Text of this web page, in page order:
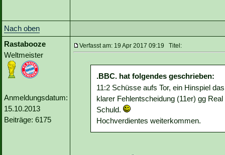
Nach oben
Rastabooze
Weltmeister
Anmeldungsdatum:
15.10.2013
Beiträge: 6175
Verfasst am: 19 Apr 2017 09:19 Titel:
.BBC. hat folgendes geschrieben:
11:2 Schüsse aufs Tor, ein Hinspiel
klarer Fehlentscheidung (11er) gg
Schuld.
Hochverdientes weiterkommen.